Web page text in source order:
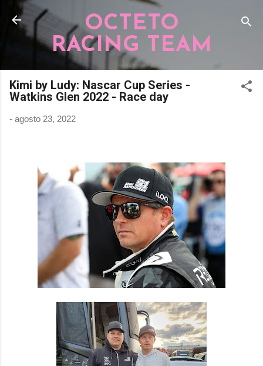
Pular para o conteúdo principal
OCTETO
RACING TEAM
Kimi by Ludy: Nascar Cup Series -
Watkins Glen 2022 - Race day
- agosto 23, 2022